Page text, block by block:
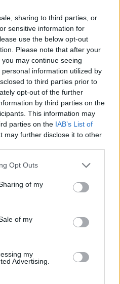
sharing to third parties, or
sensitive information for
use the below opt-out
Please note that after your
may continue seeing
information utilized by
to third parties prior to
opt-out of the further
by third parties on the
This information may
parties on the IAB’s List of
may further disclose it to other
uses one or more Google
behaviour. You may click to
and its third-party tags to
purposes in below Google
Opt Outs
of my
of my
my
Advertising.
zaimkami chadzał, czyli o
ale…
wyrażeniabajońskie sumy
również hasła
in pace